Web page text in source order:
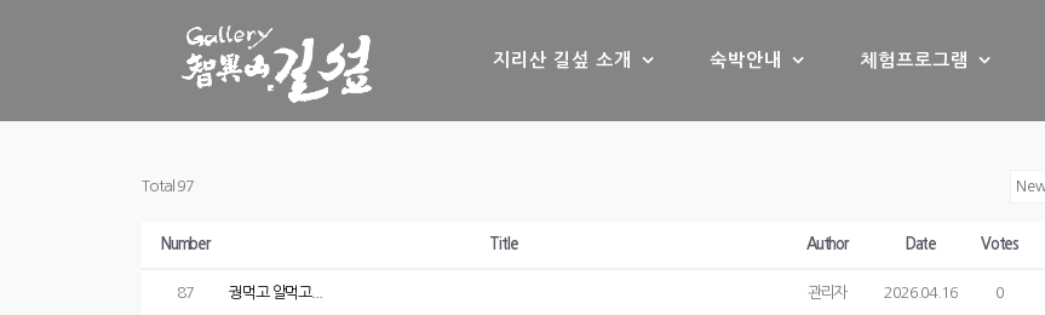
지리산 길섶 소개 숙박안내 체험프로그램
Total 97
Number Title Author Date Votes
87 궝먹고 알먹고... 관리자 2026.04.16 0